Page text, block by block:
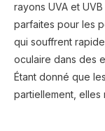
rayons UVA et
parfaites pour les
qui souffrent
oculaire dans des
Étant donné que
partiellement, elles